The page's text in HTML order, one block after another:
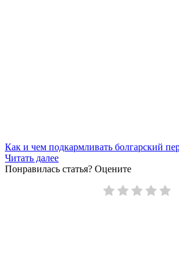
Как и чем подкармливать болгарский
Читать далее
Понравилась статья? Оцените